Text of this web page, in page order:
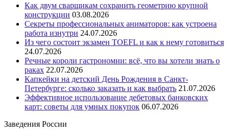
Как двум сварщикам сохранить геометрию крупной
конструкции 03.08.2026
Секреты профессиональных аниматоров: как устроена
работа изнутри 24.07.2026
Из чего состоит экзамен TOEFL и как к нему готовиться
24.07.2026
Речные короли гастрономии: всё, что вы хотели знать о
раках 22.07.2026
Капкейки на детский День Рождения в Санкт-
Петербурге: сколько заказать и как выбрать 21.07.2026
Эффективное использование дебетовых банковских
карт: советы для умных покупок 06.07.2026
Заведения России